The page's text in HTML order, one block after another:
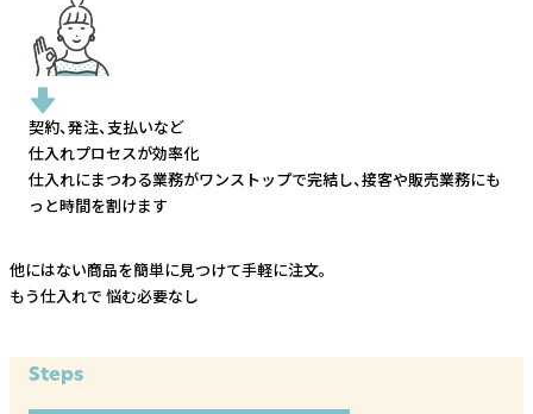
契約、発注、支払いなど
仕入れプロセスが効率化
仕入れにまつわる業務がワンストップで完結し、接客や販売業務にも
っと時間を割けます
他にはない商品を簡単に見つけて手軽に注文。
もう仕入れで 悩む必要なし
Steps